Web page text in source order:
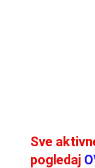
Sve
pogledaj